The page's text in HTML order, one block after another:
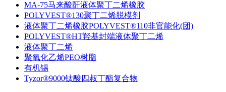
MA-75马来酸酐液体聚丁二烯橡胶
POLYVEST®130聚丁二烯脱模剂
液体聚丁二烯橡胶POLYVEST®110非官能化(团)
POLYVEST®HT羟基封端液体聚丁二烯
液体聚丁二烯
聚氧化乙烯PEO树脂
有机锡
Tyzor®9000钛酸四叔丁酯复合物